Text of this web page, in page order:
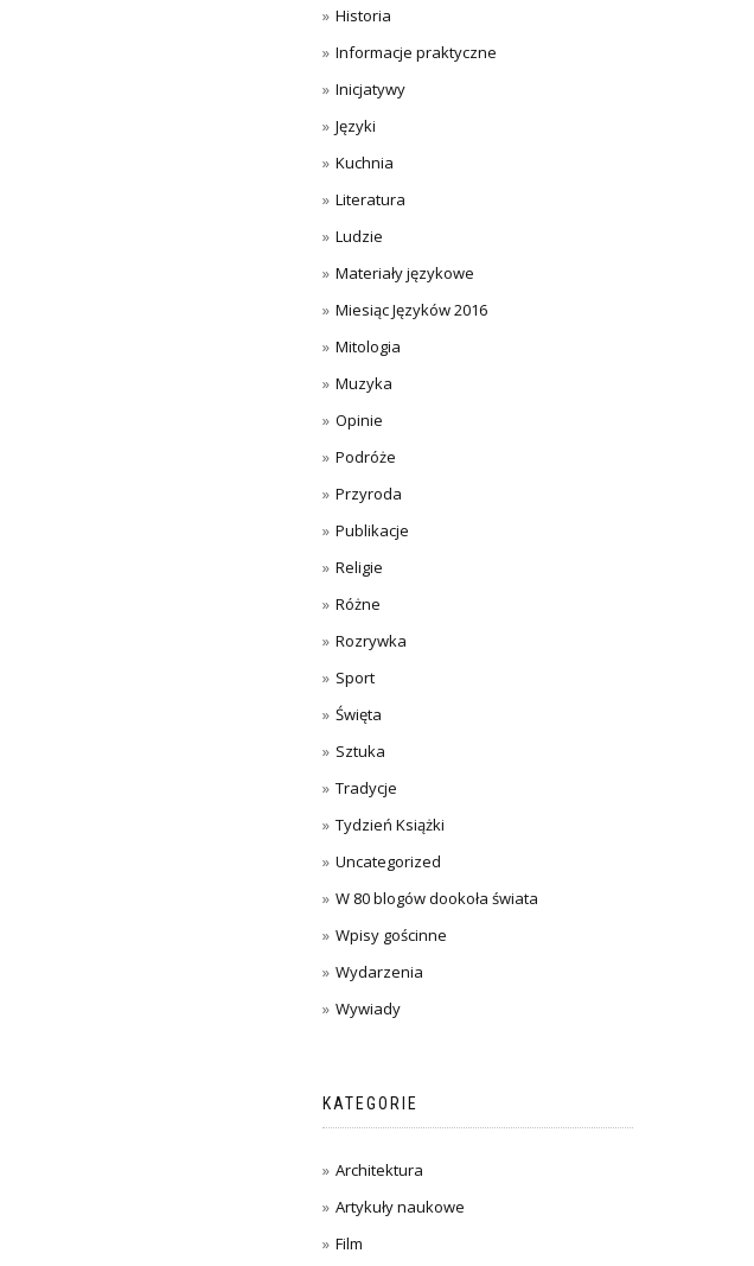
Historia
Informacje praktyczne
Inicjatywy
Języki
Kuchnia
Literatura
Ludzie
Materiały językowe
Miesiąc Języków 2016
Mitologia
Muzyka
Opinie
Podróże
Przyroda
Publikacje
Religie
Różne
Rozrywka
Sport
Święta
Sztuka
Tradycje
Tydzień Książki
Uncategorized
W 80 blogów dookoła świata
Wpisy gościnne
Wydarzenia
Wywiady
KATEGORIE
Architektura
Artykuły naukowe
Film